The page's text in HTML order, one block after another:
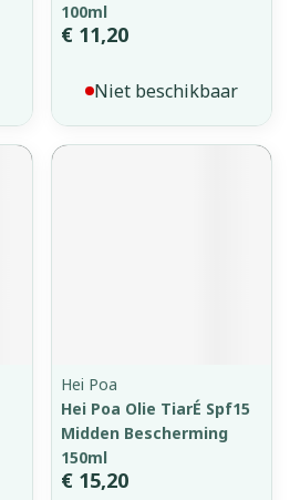
100ml
€ 11,20
Niet beschikbaar
Hei Poa
Hei Poa Olie TiarÉ Spf15
Midden Bescherming
150ml
€ 15,20